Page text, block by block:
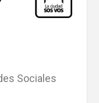
Sociales